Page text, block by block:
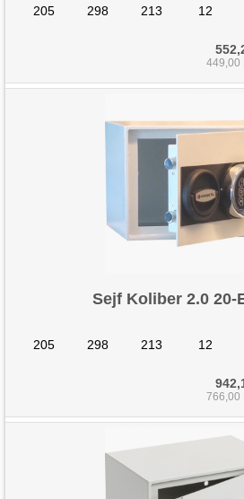
205 298 213 12
449,00
Sejf Koliber 2.0 20-
205 298 213 12
766,00